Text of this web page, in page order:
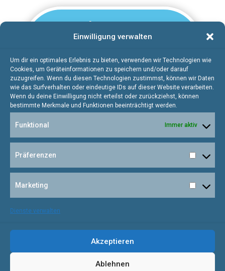
Einwilligung verwalten
Um dir ein optimales Erlebnis zu bieten, verwenden wir Technologien wie
Cookies, um Geräteinformationen zu speichern und/oder darauf
zuzugreifen. Wenn du diesen Technologien zustimmst, können wir Daten
wie das Surfverhalten oder eindeutige IDs auf dieser Website verarbeiten.
Wenn du deine Einwilligung nicht erteilst oder zurückziehst, können
bestimmte Merkmale und Funktionen beeinträchtigt werden.
Funktional Immer aktiv
Präferenzen
Marketing
Dienste verwalten
Akzeptieren
Ablehnen
Buchen Sie am
besten gleich einen
Termin!
hautschicht · Holenbrunner Weg 6 · 12247 Berlin
T 030 74 73 22 55
Impressum
Copyright © 2025 alle Rechte unter vobehalten